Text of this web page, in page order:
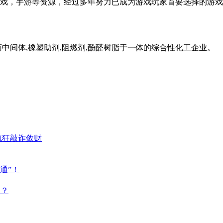
手游等资源，经过多年努力已成为游戏玩家首要选择的游戏
间体,橡塑助剂,阻燃剂,酚醛树脂于一体的综合性化工企业。
敲诈敛财
”！